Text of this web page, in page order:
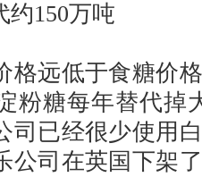
150万吨
远低于食糖价格
粉糖每年替代掉
司已经很少使用
公司在英国下架